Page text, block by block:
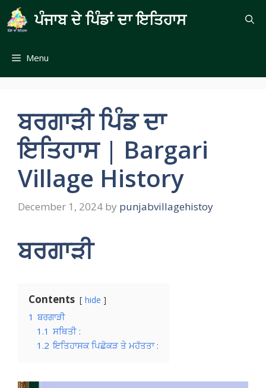
Skip
to
content
ਪੰਜਾਬ ਦੇ ਪਿੰਡਾਂ ਦਾ ਇਤਿਹਾਸ
Menu
ਬਰਗਾੜੀ ਪਿੰਡ ਦਾ
ਇਤਿਹਾਸ | Bargari
Village History
December 1, 2024 by punjabvillagehistoy
ਬਰਗਾੜੀ
Contents hide
1 ਬਰਗਾੜੀ
1.1 ਸਥਿਤੀ :
1.2 ਇਤਿਹਾਸਕ ਪਿਛੋਕੜ ਤੇ ਮਹੱਤਤਾ :